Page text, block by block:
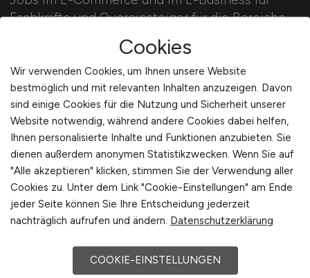
Fachkräfte und Quereinsteiger für die Bereiche
Onlinemarketing, Vertrieb, Webdesign und Web-
Für Arbeitgeber
Stellenanzeigen schalten
Mediadaten & Konditionen
Arbeitgeber Seite
Arbeitgeber Kontakt
Karrierenetzwerk
Cookies
Wir verwenden Cookies, um Ihnen unsere Website
bestmöglich und mit relevanten Inhalten anzuzeigen. Davon
sind einige Cookies für die Nutzung und Sicherheit unserer
Website notwendig, während andere Cookies dabei helfen,
Ihnen personalisierte Inhalte und Funktionen anzubieten. Sie
dienen außerdem anonymen Statistikzwecken. Wenn Sie auf
"Alle akzeptieren" klicken, stimmen Sie der Verwendung aller
Cookies zu. Unter dem Link "Cookie-Einstellungen" am Ende
jeder Seite können Sie Ihre Entscheidung jederzeit
nachträglich aufrufen und ändern. Datenschutzerklärung
COOKIE-EINSTELLUNGEN